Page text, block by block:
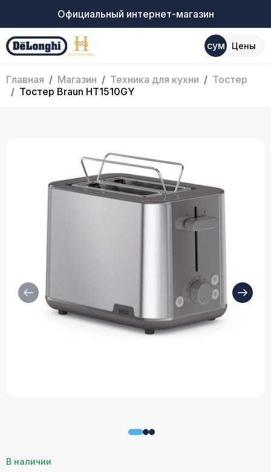
Официальный интернет-магазин
сум Цены
Главная Магазин Техника для кухни
Тостер
Тостер Braun HT1510GY
В наличии